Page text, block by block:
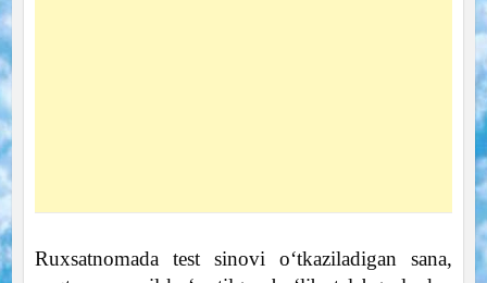
Ruxsatnomada test sinovi o‘tkaziladigan sana,